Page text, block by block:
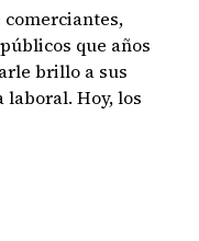
comerciantes,
que años
brillo a sus
Hoy, los